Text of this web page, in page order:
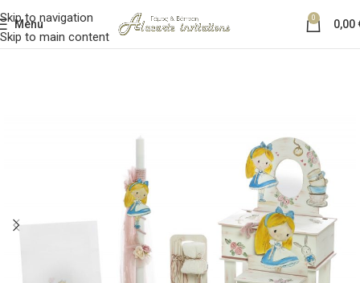
Skip to navigation
Skip to main content
Menu 0 0,00